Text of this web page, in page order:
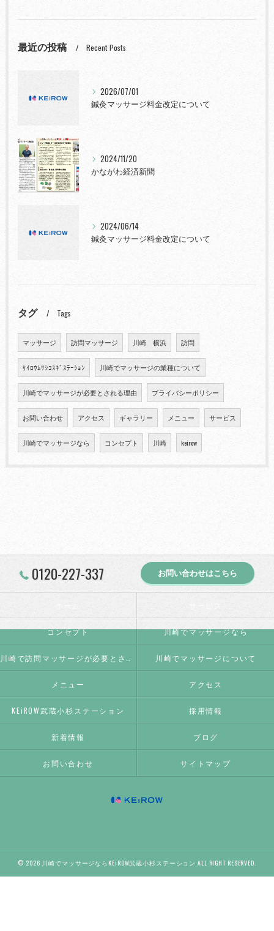
最近の投稿 Recent Posts
2026/07/01
鍼灸マッサージ料金改定について
2024/11/20
かながわ経済新聞
2024/06/14
鍼灸マッサージ料金改定について
タグ Tags
マッサージ 訪問マッサージ 川崎 横浜 訪問
ｹｲﾛｳﾑｻｼｺｽｷﾞｽﾃｰｼｮﾝ 川崎でマッサージの業種について
川崎でマッサージが必要とされる理由 プライバシーポリシー
お問い合わせ アクセス ギャラリー メニュー サービス
川崎でマッサージなら コンセプト 川崎 keirow
0120-227-337 お問い合わせはこちら
コンセプト 川崎でマッサージなら
川崎でマッサージについて
メニュー アクセス
KEiROW武蔵小杉ステーション 採用情報
新着情報 ブログ
お問い合わせ サイトマップ
© 2026 川崎でマッサージならKEiROW武蔵小杉ステーション ALL RIGHT RESERVED.